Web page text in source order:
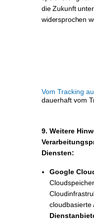
die Zukunft
widersprochen
Vom Tracking
dauerhaft vom
9. Weitere
Diensten:
Google
Cloudspeicher,
cloudbasierte